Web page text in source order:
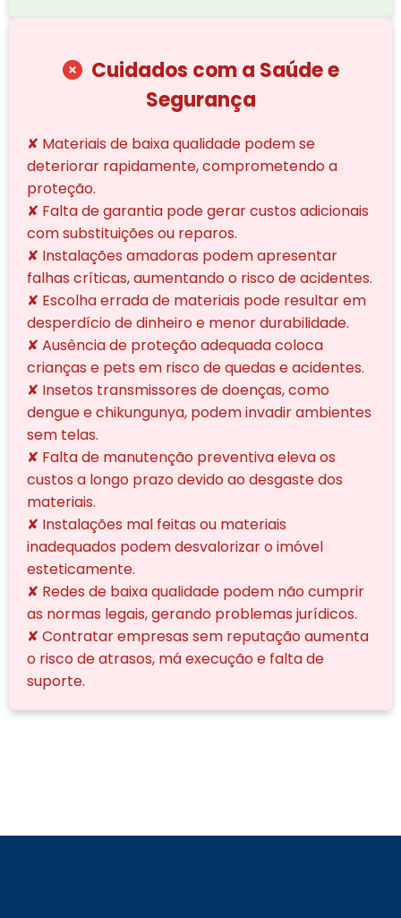
Cuidados com a Saúde e
Segurança
✘ Materiais de baixa qualidade podem se
deteriorar rapidamente, comprometendo a
proteção.
✘ Falta de garantia pode gerar custos adicionais
com substituições ou reparos.
✘ Instalações amadoras podem apresentar
falhas críticas, aumentando o risco de acidentes.
✘ Escolha errada de materiais pode resultar em
desperdício de dinheiro e menor durabilidade.
✘ Ausência de proteção adequada coloca
crianças e pets em risco de quedas e acidentes.
✘ Insetos transmissores de doenças, como
dengue e chikungunya, podem invadir ambientes
sem telas.
✘ Falta de manutenção preventiva eleva os
custos a longo prazo devido ao desgaste dos
materiais.
✘ Instalações mal feitas ou materiais
inadequados podem desvalorizar o imóvel
esteticamente.
✘ Redes de baixa qualidade podem não cumprir
as normas legais, gerando problemas jurídicos.
✘ Contratar empresas sem reputação aumenta
o risco de atrasos, má execução e falta de
suporte.